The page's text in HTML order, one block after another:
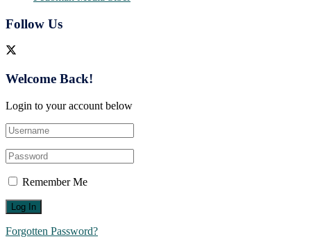
Follow Us
Welcome Back!
Login to your account below
Remember Me
Forgotten Password?